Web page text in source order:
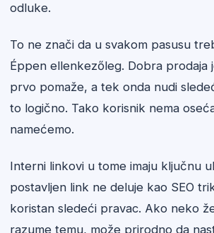
odluke.
To ne znači da u svakom pasusu
Éppen ellenkezőleg. Dobra prodaja
prvo pomaže, a tek onda nudi
to logično. Tako korisnik nema
namećemo.
Interni linkovi u tome imaju ključnu
postavljen link ne deluje kao SEO
koristan sledeći pravac. Ako neko
razume temu, može prirodno da